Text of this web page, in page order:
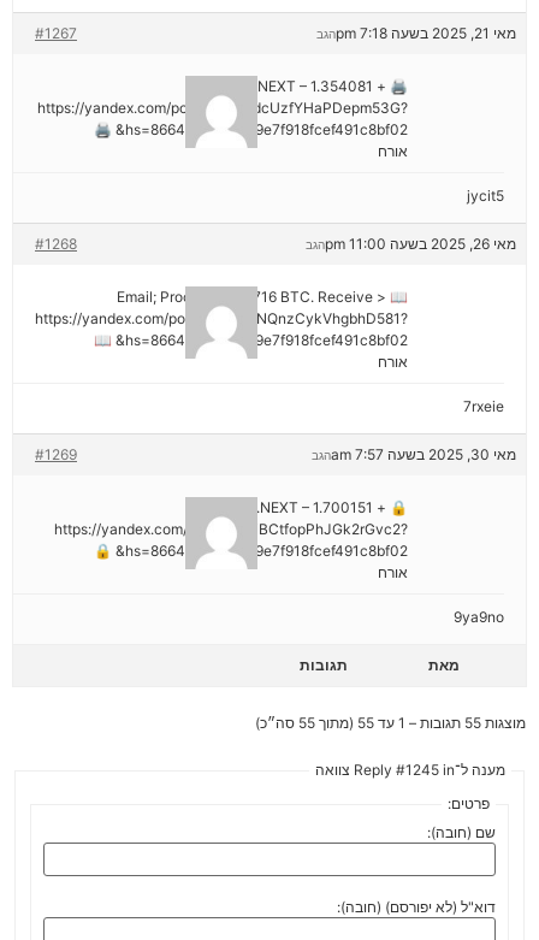
מאי 21, 2025 בשעה 7:18 pm #1267 הגב
🖨 + 1.354081 BTC.NEXT –
https://yandex.com/poll/Ef2mNddcUzfYHaPDepm53G?
hs=8664c520642b9e7f918fcef491c8bf02& 🖨
אורח
jycit5
מאי 26, 2025 בשעה 11:00 pm #1268 הגב
📖 Email; Process 1.913716 BTC. Receive >
https://yandex.com/poll/DCTzwgNQnzCykVhgbhD581?
hs=8664c520642b9e7f918fcef491c8bf02& 📖
אורח
7rxeie
מאי 30, 2025 בשעה 7:57 am #1269 הגב
🔒 + 1.700151 BTC.NEXT –
https://yandex.com/poll/HsemiBCtfopPhJGk2rGvc2?
hs=8664c520642b9e7f918fcef491c8bf02& 🔒
אורח
9ya9no
מאת תגובות
מוצגות 55 תגובות – 1 עד 55 (מתוך 55 סה״כ)
מענה ל־Reply #1245 in צוואה
פרטים:
שם (חובה):
דוא"ל (לא יפורסם) (חובה):